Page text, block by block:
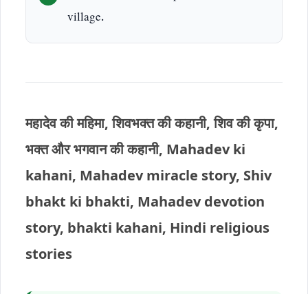
village.
महादेव की महिमा, शिवभक्त की कहानी, शिव की कृपा,
भक्त और भगवान की कहानी, Mahadev ki
kahani, Mahadev miracle story, Shiv
bhakt ki bhakti, Mahadev devotion
story, bhakti kahani, Hindi religious
stories